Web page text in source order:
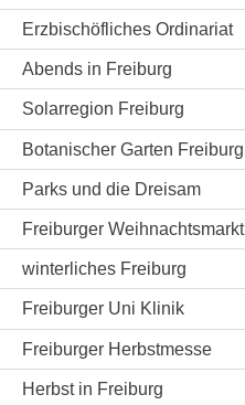
Erzbischöfliches Ordinariat
Abends in Freiburg
Solarregion Freiburg
Botanischer Garten Freiburg
Parks und die Dreisam
Freiburger Weihnachtsmarkt
winterliches Freiburg
Freiburger Uni Klinik
Freiburger Herbstmesse
Herbst in Freiburg